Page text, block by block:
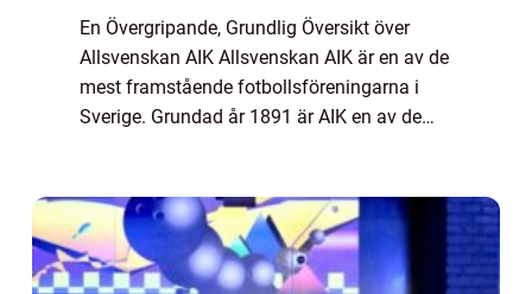
En Övergripande, Grundlig Översikt över
Allsvenskan AIK Allsvenskan AIK är en av de
mest framstående fotbollsföreningarna i
Sverige. Grundad år 1891 är AIK en av de